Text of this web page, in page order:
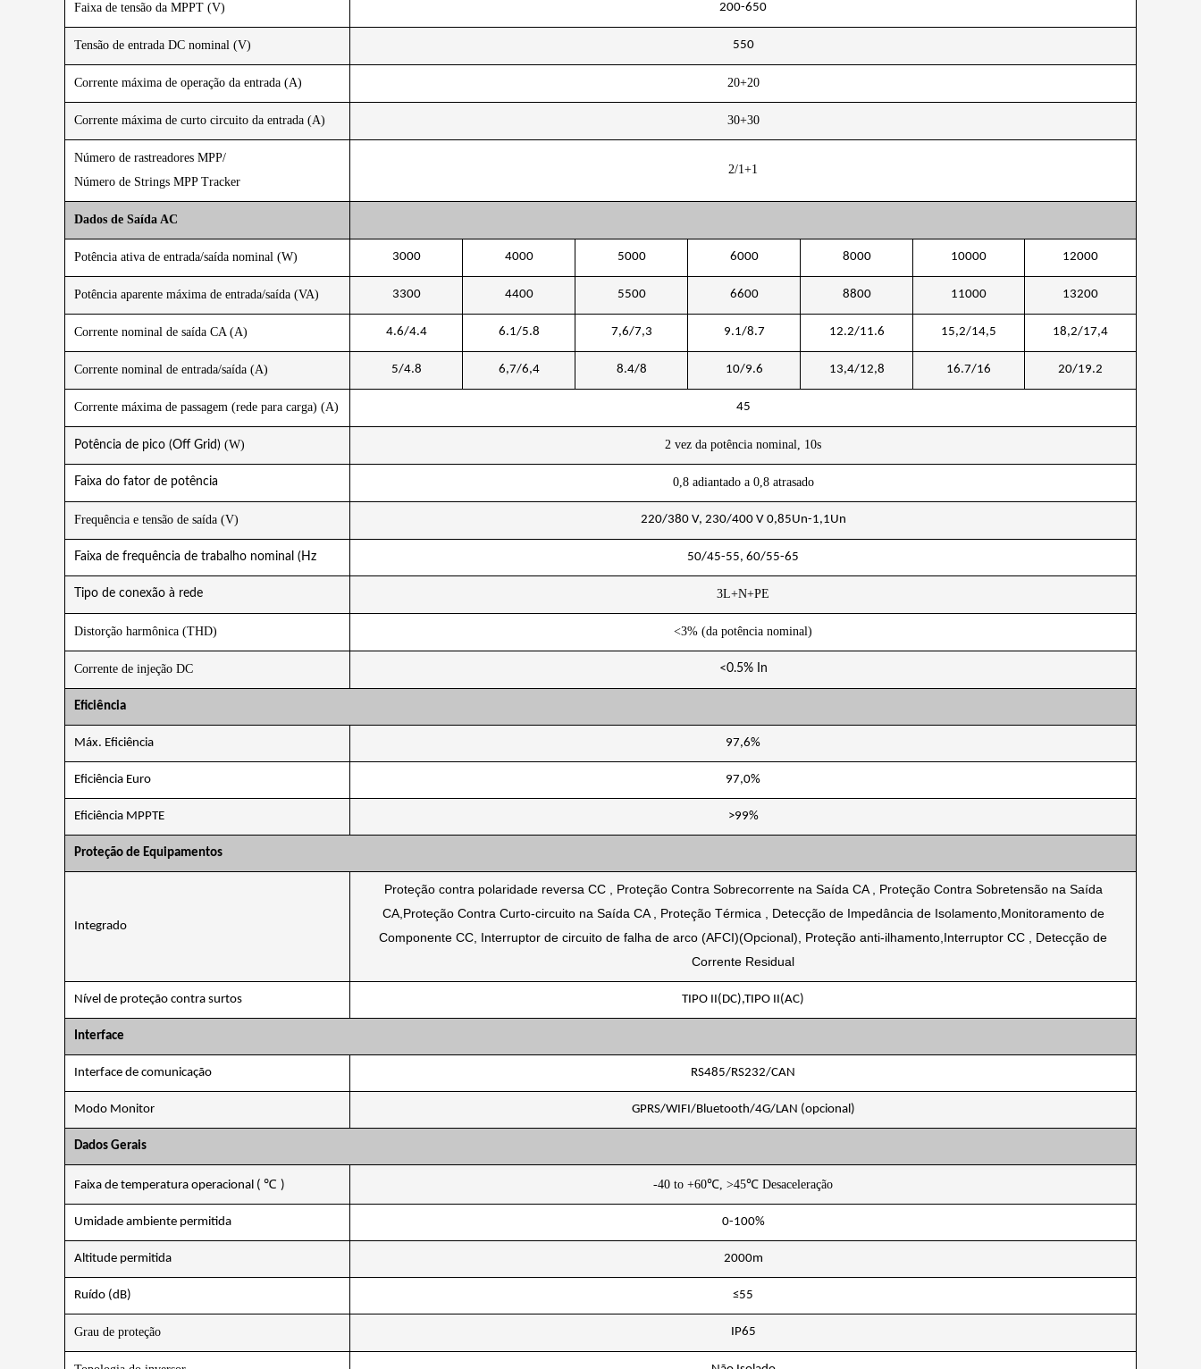
Faixa de tensão da MPPT (V) 200-650
Tensão de entrada DC nominal (V) 550
Corrente máxima de operação da entrada (A) 20+20
Corrente máxima de curto circuito da entrada (A) 30+30
Número de rastreadores MPP/
Número de Strings MPP Tracker
2/1+1
Dados de Saída AC
Potência ativa de entrada/saída nominal (W) 3000 4000 5000 6000 8000 10000 12000
Potência aparente máxima de entrada/saída (VA) 3300 4400 5500 6600 8800 11000 13200
Corrente nominal de saída CA (A) 4.6/4.4 6.1/5.8 7,6/7,3 9.1/8.7 12.2/11.6 15,2/14,5 18,2/17,4
Corrente nominal de entrada/saída (A) 5/4.8 6,7/6,4 8.4/8 10/9.6 13,4/12,8 16.7/16 20/19.2
Corrente máxima de passagem (rede para carga) (A) 45
Potência de pico (Off Grid) (W) 2 vez da potência nominal, 10s
Faixa do fator de potência 0,8 adiantado a 0,8 atrasado
Frequência e tensão de saída (V) 220/380 V, 230/400 V 0,85Un-1,1Un
Faixa de frequência de trabalho nominal (Hz 50/45-55, 60/55-65
Tipo de conexão à rede 3L+N+PE
Distorção harmônica (THD) <3% (da potência nominal)
Corrente de injeção DC <0.5% In
Eficiência
Máx. Eficiência 97,6%
Eficiência Euro 97,0%
Eficiência MPPTE >99%
Proteção de Equipamentos
Integrado
Proteção contra polaridade reversa CC , Proteção Contra Sobrecorrente na Saída CA , Proteção Contra Sobretensão na Saída
CA,Proteção Contra Curto-circuito na Saída CA , Proteção Térmica , Detecção de Impedância de Isolamento,Monitoramento de
Componente CC, Interruptor de circuito de falha de arco (AFCI)(Opcional), Proteção anti-ilhamento,Interruptor CC , Detecção de
Corrente Residual
Nível de proteção contra surtos TIPO II(DC),TIPO II(AC)
Interface
Interface de comunicação RS485/RS232/CAN
Modo Monitor GPRS/WIFI/Bluetooth/4G/LAN (opcional)
Dados Gerais
Faixa de temperatura operacional ( ℃ ) -40 to +60℃, >45℃ Desaceleração
Umidade ambiente permitida 0-100%
Altitude permitida 2000m
Ruído (dB) ≤55
Grau de proteção IP65